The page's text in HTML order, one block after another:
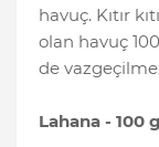
havuç. Kıtır
olan havuç
de
Lahana - 100